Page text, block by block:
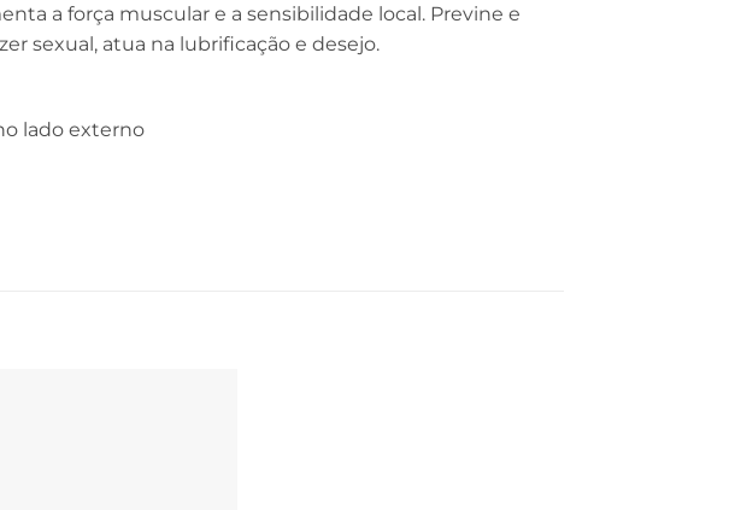
a força muscular e a sensibilidade local. Previne e
sexual, atua na lubrificação e desejo.
lado externo